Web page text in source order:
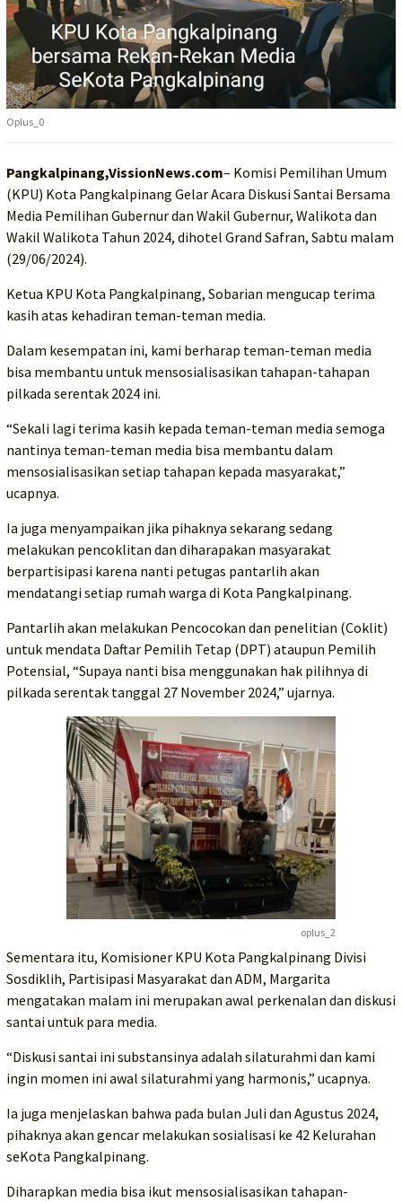
Oplus_0
Pangkalpinang,VissionNews.com– Komisi Pemilihan Umum
(KPU) Kota Pangkalpinang Gelar Acara Diskusi Santai Bersama
Media Pemilihan Gubernur dan Wakil Gubernur, Walikota dan
Wakil Walikota Tahun 2024, dihotel Grand Safran, Sabtu malam
(29/06/2024).
Ketua KPU Kota Pangkalpinang, Sobarian mengucap terima
kasih atas kehadiran teman-teman media.
Dalam kesempatan ini, kami berharap teman-teman media
bisa membantu untuk mensosialisasikan tahapan-tahapan
pilkada serentak 2024 ini.
“Sekali lagi terima kasih kepada teman-teman media semoga
nantinya teman-teman media bisa membantu dalam
mensosialisasikan setiap tahapan kepada masyarakat,”
ucapnya.
Ia juga menyampaikan jika pihaknya sekarang sedang
melakukan pencoklitan dan diharapakan masyarakat
berpartisipasi karena nanti petugas pantarlih akan
mendatangi setiap rumah warga di Kota Pangkalpinang.
Pantarlih akan melakukan Pencocokan dan penelitian (Coklit)
untuk mendata Daftar Pemilih Tetap (DPT) ataupun Pemilih
Potensial, “Supaya nanti bisa menggunakan hak pilihnya di
pilkada serentak tanggal 27 November 2024,” ujarnya.
oplus_2
Sementara itu, Komisioner KPU Kota Pangkalpinang Divisi
Sosdiklih, Partisipasi Masyarakat dan ADM, Margarita
mengatakan malam ini merupakan awal perkenalan dan diskusi
santai untuk para media.
“Diskusi santai ini substansinya adalah silaturahmi dan kami
ingin momen ini awal silaturahmi yang harmonis,” ucapnya.
Ia juga menjelaskan bahwa pada bulan Juli dan Agustus 2024,
pihaknya akan gencar melakukan sosialisasi ke 42 Kelurahan
seKota Pangkalpinang.
Diharapkan media bisa ikut mensosialisasikan tahapan-